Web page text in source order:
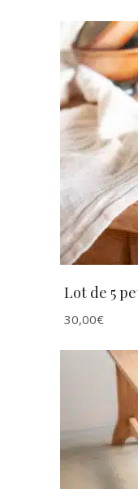
Lot de 5
30,00€